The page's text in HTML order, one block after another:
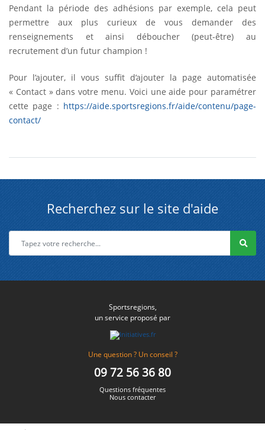
Pendant la période des adhésions par exemple, cela peut
permettre aux plus curieux de vous demander des
renseignements et ainsi déboucher (peut-être) au
recrutement d’un futur champion !
Pour l’ajouter, il vous suffit d’ajouter la page automatisée
« Contact » dans votre menu. Voici une aide pour paramétrer
cette page : https://aide.sportsregions.fr/aide/contenu/page-
contact/
Recherchez sur le site d'aide
Sportsregions,
un service proposé par
Une question ? Un conseil ?
09 72 56 36 80
Questions fréquentes
Nous contacter